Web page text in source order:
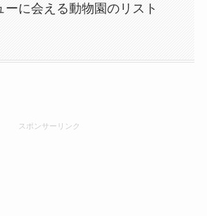
ーに会える動物園のリスト
スポンサーリンク